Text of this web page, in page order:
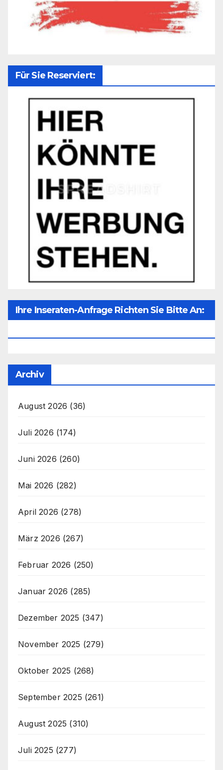
Für Sie Reserviert:
Ihre Inseraten-Anfrage Richten Sie Bitte An:
Archiv
August 2026 (36)
Juli 2026 (174)
Juni 2026 (260)
Mai 2026 (282)
April 2026 (278)
März 2026 (267)
Februar 2026 (250)
Januar 2026 (285)
Dezember 2025 (347)
November 2025 (279)
Oktober 2025 (268)
September 2025 (261)
August 2025 (310)
Juli 2025 (277)